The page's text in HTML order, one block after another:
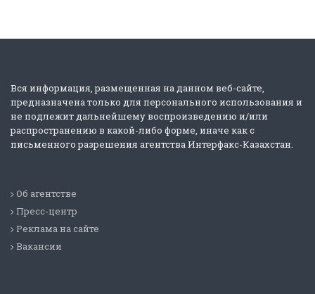
Вся информация, размещенная на данном веб-сайте,
предназначена только для персонального использования и
не подлежит дальнейшему воспроизведению и/или
распространению в какой-либо форме, иначе как с
письменного разрешения агентства Интерфакс-Казахстан.
Об агентстве
Пресс-центр
Реклама на сайте
Вакансии